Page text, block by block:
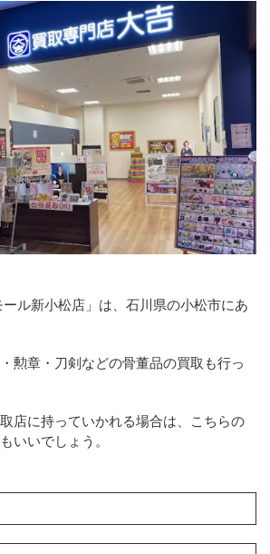
ール新小松店」は、石川県の小松市にあ
勲章・刀剣などの骨董品の買取も行っ
店に持っていかれる場合は、こちらの
いいでしょう。